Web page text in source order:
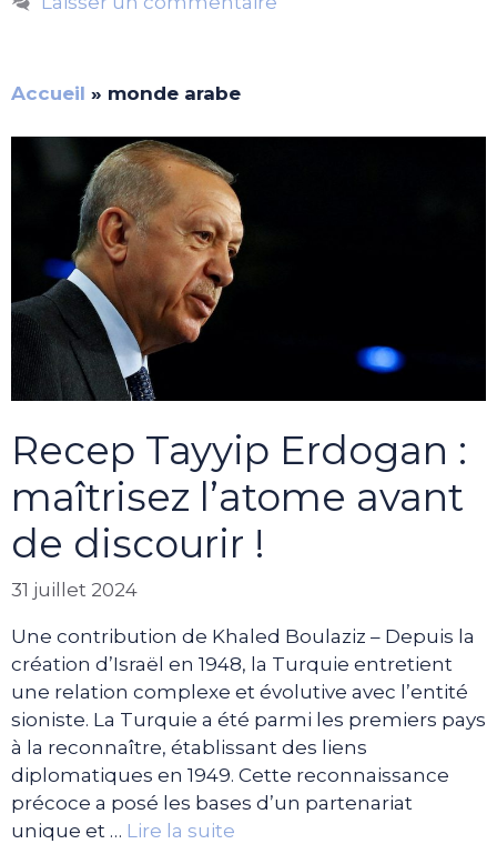
Accueil » monde arabe
Recep Tayyip Erdogan :
maîtrisez l’atome avant
de discourir !
31 juillet 2024
Une contribution de Khaled Boulaziz – Depuis la
création d’Israël en 1948, la Turquie entretient
une relation complexe et évolutive avec l’entité
sioniste. La Turquie a été parmi les premiers pays
à la reconnaître, établissant des liens
diplomatiques en 1949. Cette reconnaissance
précoce a posé les bases d’un partenariat
unique et … Lire la suite